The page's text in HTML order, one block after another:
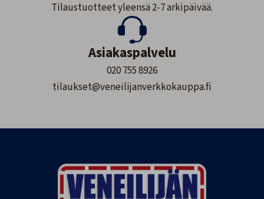
Tilaustuotteet yleensä 2-7 arkipäivää.
Asiakaspalvelu
020 755 8926
tilaukset@veneilijanverkkokauppa.fi